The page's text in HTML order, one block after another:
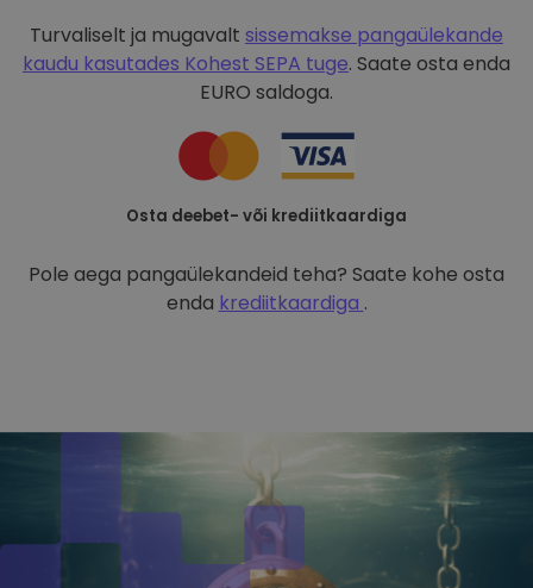
Turvaliselt ja mugavalt sissemakse pangaülekande
kaudu kasutades Kohest SEPA tuge. Saate osta enda
EURO saldoga.
Osta deebet- või krediitkaardiga
Pole aega pangaülekandeid teha? Saate kohe osta
enda krediitkaardiga .